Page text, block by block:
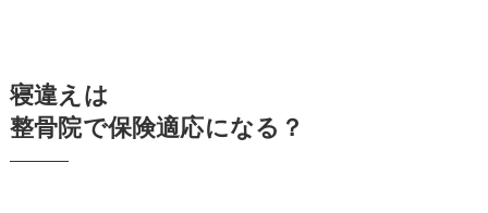
寝違えは
整骨院で保険適応になる？